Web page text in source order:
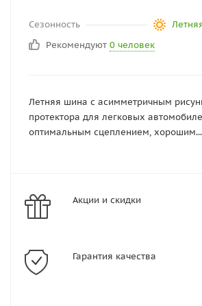
Сезонность
Рекомендуют 0 человек
Летняя шина с асимметричным
протектора для легковых
оптимальным сцеплением, хорошим...
Акции и скидки
Гарантия качества